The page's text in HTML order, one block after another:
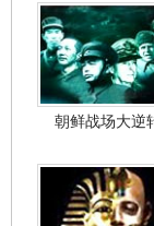
朝鲜战场大逆